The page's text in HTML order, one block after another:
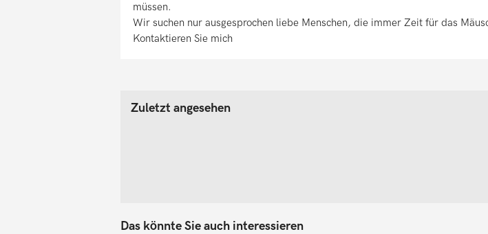
müssen.
Wir suchen nur ausgesprochen liebe Menschen, die immer Zeit für das
Kontaktieren Sie mich
Zuletzt angesehen
Das könnte Sie auch interessieren